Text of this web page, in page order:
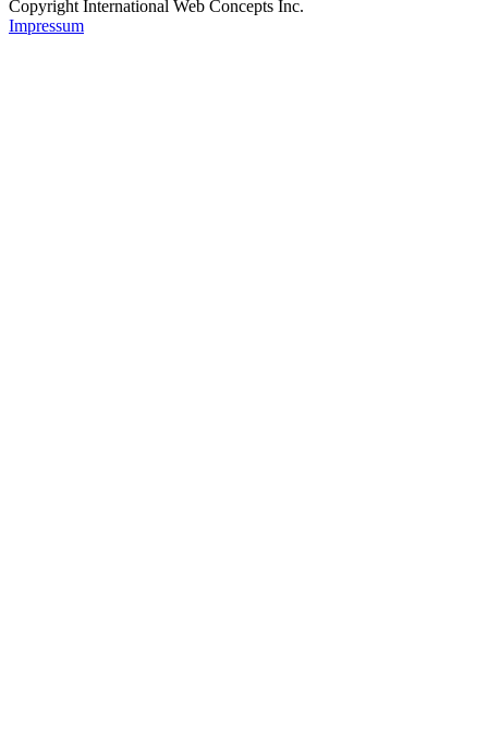
Copyright International Web Concepts Inc.
Impressum